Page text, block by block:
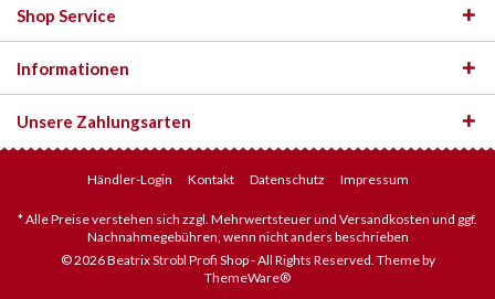
Shop Service
Informationen
Unsere Zahlungsarten
Händler-Login Kontakt Datenschutz Impressum
* Alle Preise verstehen sich zzgl. Mehrwertsteuer und Versandkosten und ggf.
Nachnahmegebühren, wenn nicht anders beschrieben
© 2026 Beatrix Strobl Profi Shop - All Rights Reserved. Theme by
ThemeWare®